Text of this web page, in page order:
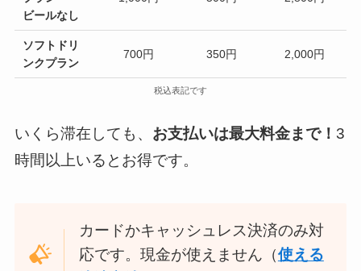
ビールなし
ソフトドリ
ンクプラン
700円 350円 2,000円
税込表記です
いくら滞在しても、 お支払いは最大料金まで！ 3
時間以上いるとお得です。
カードかキャッシュレス決済のみ対
応です。現金が使えません（使える